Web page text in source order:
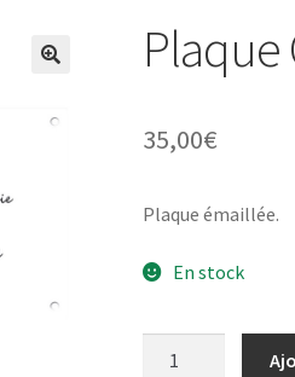
Plaque
35,00€
Plaque émaillée.
En stock